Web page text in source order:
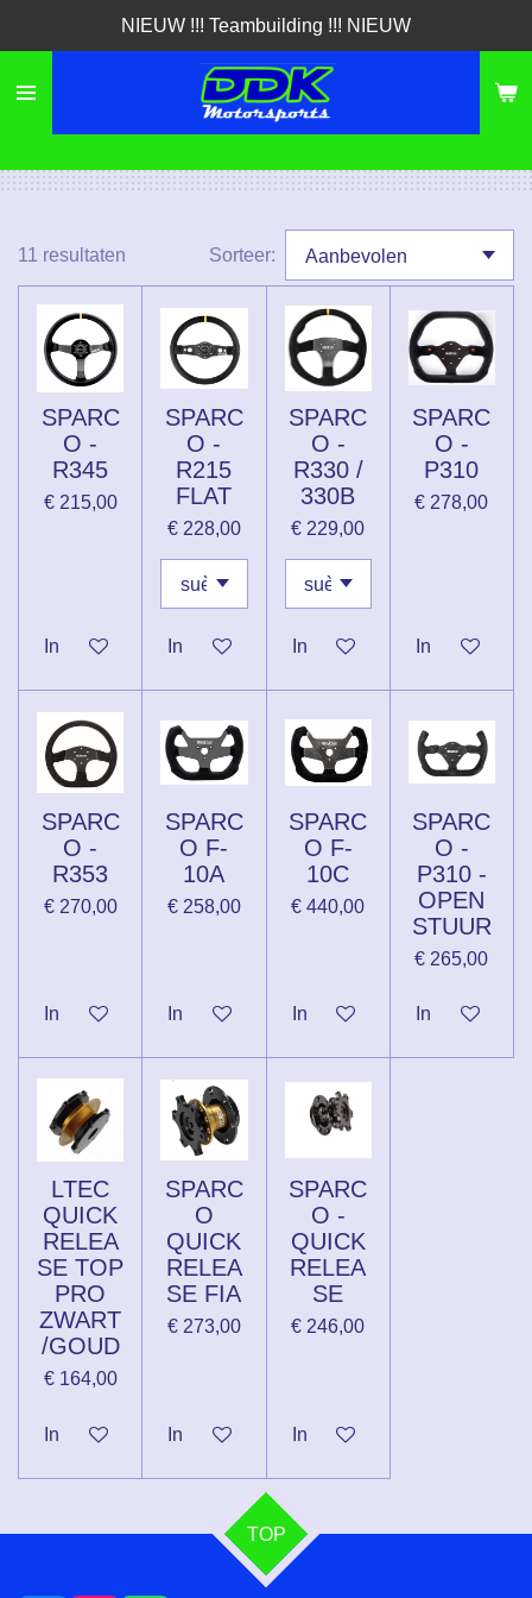
direct
naar
NIEUW !!! Teambuilding !!! NIEUW
11 resultaten Sorteer:
SPARC
O -
R345
€ 215,00
In winkelwagen
SPARC
O -
R215
FLAT
€ 228,00
In winkelwagen
SPARC
O -
R330 /
330B
€ 229,00
In winkelwagen
SPARC
O -
P310
€ 278,00
In
SPARC
O -
R353
€ 270,00
In winkelwagen
SPARC
O F-
10A
€ 258,00
In winkelwagen
SPARC
O F-
10C
€ 440,00
In winkelwagen
SPARC
O -
P310 -
OPEN
STUUR
€ 265,00
In
LTEC
QUICK
RELEA
SE TOP
PRO
ZWART
/GOUD
€ 164,00
In winkelwagen
SPARC
O
QUICK
RELEA
SE FIA
€ 273,00
In winkelwagen
SPARC
O -
QUICK
RELEA
SE
€ 246,00
In winkelwagen
TOP